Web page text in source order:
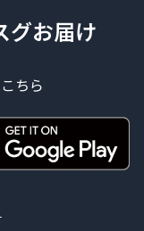
グお届け
ちら